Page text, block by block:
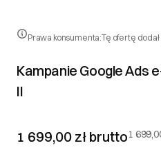
Prawa konsumenta:Tę ofertę
Kampanie Google Ads
II
1 699,00 zł brutto1